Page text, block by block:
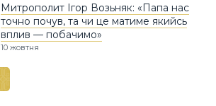
Митрополит Ігор Возьняк: «Папа нас
точно почув, та чи це матиме якийсь
вплив — побачимо»
10 жовтня